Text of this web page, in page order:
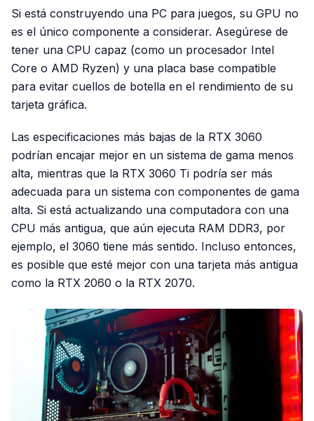
Si está construyendo una PC para juegos, su GPU no
es el único componente a considerar. Asegúrese de
tener una CPU capaz (como un procesador Intel
Core o AMD Ryzen) y una placa base compatible
para evitar cuellos de botella en el rendimiento de su
tarjeta gráfica.
Las especificaciones más bajas de la RTX 3060
podrían encajar mejor en un sistema de gama menos
alta, mientras que la RTX 3060 Ti podría ser más
adecuada para un sistema con componentes de gama
alta. Si está actualizando una computadora con una
CPU más antigua, que aún ejecuta RAM DDR3, por
ejemplo, el 3060 tiene más sentido. Incluso entonces,
es posible que esté mejor con una tarjeta más antigua
como la RTX 2060 o la RTX 2070.